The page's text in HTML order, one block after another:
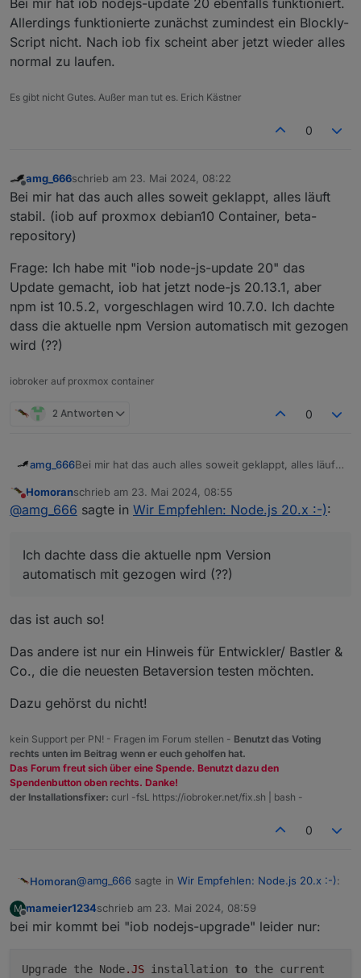
Bei mir hat iob nodejs-update 20 ebenfalls funktioniert.
Allerdings funktionierte zunächst zumindest ein Blockly-
Script nicht. Nach iob fix scheint aber jetzt wieder alles
normal zu laufen.
Es gibt nicht Gutes. Außer man tut es. Erich Kästner
0
Offline
amg_666schrieb am 23. Mai 2024, 08:22
zuletzt editiert von
Bei mir hat das auch alles soweit geklappt, alles läuft
stabil. (iob auf proxmox debian10 Container, beta-
repository)
Frage: Ich habe mit "iob node-js-update 20" das
Update gemacht, iob hat jetzt node-js 20.13.1, aber
npm ist 10.5.2, vorgeschlagen wird 10.7.0. Ich dachte
dass die aktuelle npm Version automatisch mit gezogen
wird (??)
iobroker auf proxmox container
2 Antworten 0
amg_666Bei mir hat das auch alles soweit geklappt, alles läuft
repository)
Frage: Ich habe mit "iob node-js-update 20" das
Update gemacht, iob hat jetzt node-js 20.13.1, aber
gezogen wird (??)
Nicht stören
Homoranschrieb am 23. Mai 2024, 08:55
zuletzt editiert von
@amg_666 sagte in Wir Empfehlen: Node.js 20.x :-):
Ich dachte dass die aktuelle npm Version
automatisch mit gezogen wird (??)
das ist auch so!
Das andere ist nur ein Hinweis für Entwickler/ Bastler &
Co., die die neuesten Betaversion testen möchten.
Dazu gehörst du nicht!
kein Support per PN! - Fragen im Forum stellen - Benutzt das Voting
rechts unten im Beitrag wenn er euch geholfen hat.
Das Forum freut sich über eine Spende. Benutzt dazu den
Spendenbutton oben rechts. Danke!
der Installationsfixer: curl -fsL https://iobroker.net/fix.sh | bash -
0
Homoran@amg_666 sagte in Wir Empfehlen: Node.js 20.x :-):
Ich dachte dass die aktuelle npm Version
M
Offline
mameier1234schrieb am 23. Mai 2024, 08:59
zuletzt editiert von
bei mir kommt bei "iob nodejs-upgrade" leider nur:
Upgrade the Node.JS installation to the current